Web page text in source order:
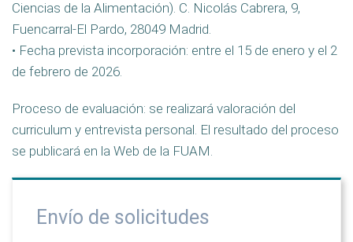
Ciencias de la Alimentación). C. Nicolás Cabrera, 9,
Fuencarral-El Pardo, 28049 Madrid.
• Fecha prevista incorporación: entre el 15 de enero y el 2
de febrero de 2026.
Proceso de evaluación: se realizará valoración del
curriculum y entrevista personal. El resultado del proceso
se publicará en la Web de la FUAM.
Envío de solicitudes